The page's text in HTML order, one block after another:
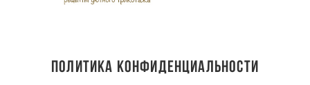
ПОЛИТИКА КОНФИДЕНЦИАЛЬНОСТИ